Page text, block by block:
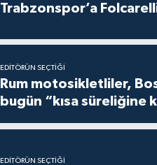
Trabzonspor’a
EDITÖRÜN SEÇTIĞI
Rum motosikletliler,
bugün “kısa süreliğine
EDITÖRÜN SEÇTIĞI